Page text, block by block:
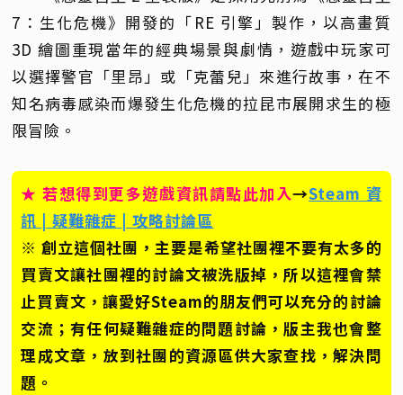
7：生化危機》開發的「RE 引擎」製作，以高畫質
3D 繪圖重現當年的經典場景與劇情，遊戲中玩家可
以選擇警官「里昂」或「克蕾兒」來進行故事，在不
知名病毒感染而爆發生化危機的拉昆市展開求生的極
限冒險。
★ 若想得到更多遊戲資訊請點此加入→Steam 資
訊 | 疑難雜症 | 攻略討論區
※ 創立這個社團，主要是希望社團裡不要有太多的
買賣文讓社團裡的討論文被洗版掉，所以這裡會禁
止買賣文，讓愛好Steam的朋友們可以充分的討論
交流；有任何疑難雜症的問題討論，版主我也會整
理成文章，放到社團的資源區供大家查找，解決問
題。